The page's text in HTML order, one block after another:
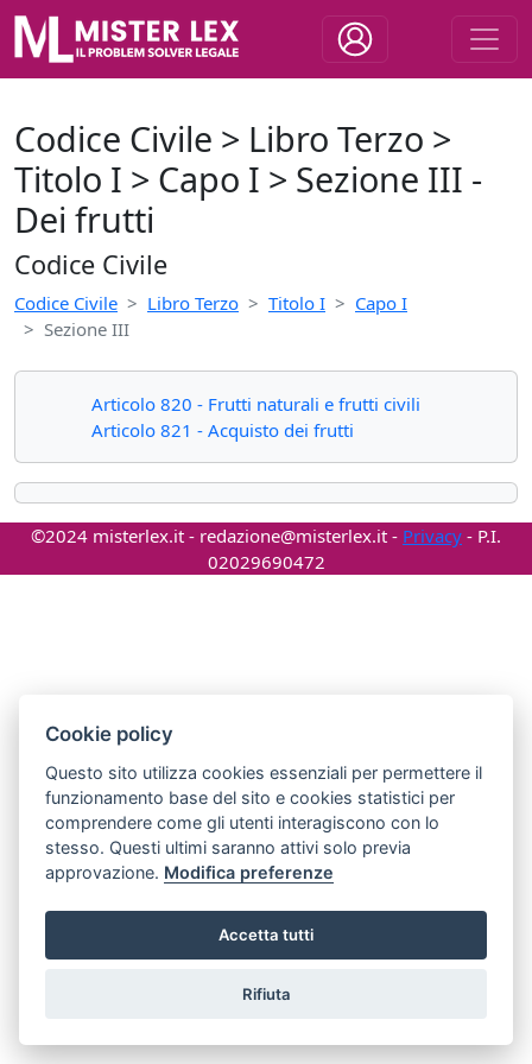
Codice Civile > Libro Terzo >
Titolo I > Capo I > Sezione III -
Dei frutti
Codice Civile
Codice Civile Libro Terzo Titolo I
Capo I
Sezione III
Articolo 820 - Frutti naturali e frutti civili
Articolo 821 - Acquisto dei frutti
©2024 misterlex.it - redazione@misterlex.it - Privacy - P.I.
02029690472
Cookie policy
Questo sito utilizza cookies essenziali per permettere il
funzionamento base del sito e cookies statistici per
comprendere come gli utenti interagiscono con lo
stesso. Questi ultimi saranno attivi solo previa
approvazione. Modifica preferenze
Accetta tutti
Rifiuta